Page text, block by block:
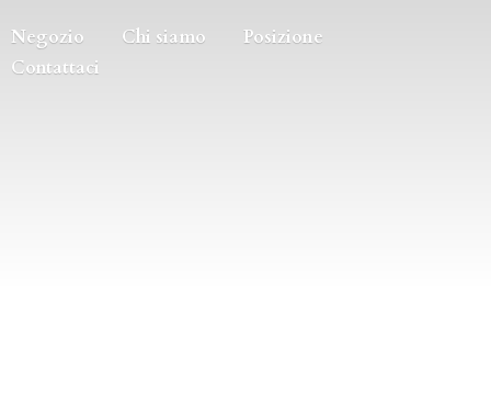
Negozio Chi siamo
Posizione
Contattaci